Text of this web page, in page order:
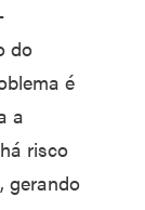
do
é
a
risco
gerando